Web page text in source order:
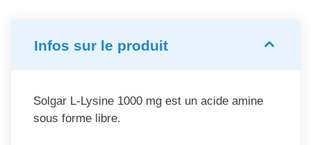
Infos sur le produit
Solgar L-Lysine 1000 mg est un acide amine
sous forme libre.